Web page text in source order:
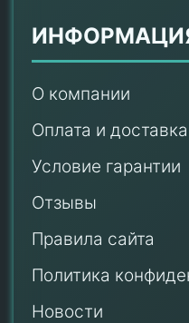
О компании
Оплата и доставка
Условие гарантии
Отзывы
Правила сайта
Политика
Новости